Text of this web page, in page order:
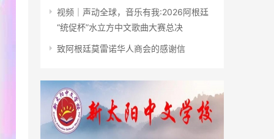
视频｜声动全球，音乐有我:2026阿根廷
“统促杯”水立方中文歌曲大赛总决
致阿根廷莫雷诺华人商会的感谢信